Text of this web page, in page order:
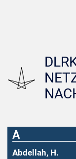
A
Abdellah, H.